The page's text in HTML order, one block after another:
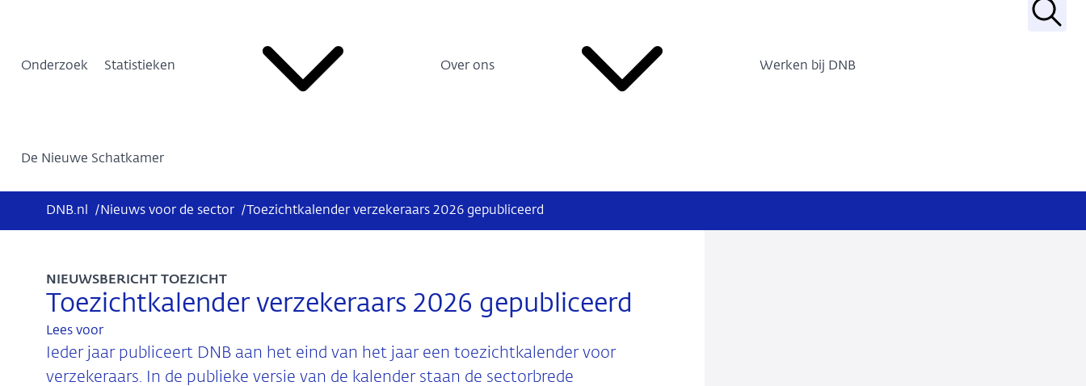
Onderzoek Statistieken Over ons Werken bij DNB
De Nieuwe Schatkamer
Zoek
DNB.nl / Nieuws voor de sector / Toezichtkalender verzekeraars 2026 gepubliceerd
Toezichtkalender verzekeraars 2026 gepubliceerd
NIEUWSBERICHT TOEZICHT
Lees voor
Ieder jaar publiceert DNB aan het eind van het jaar een toezichtkalender voor
verzekeraars. In de publieke versie van de kalender staan de sectorbrede